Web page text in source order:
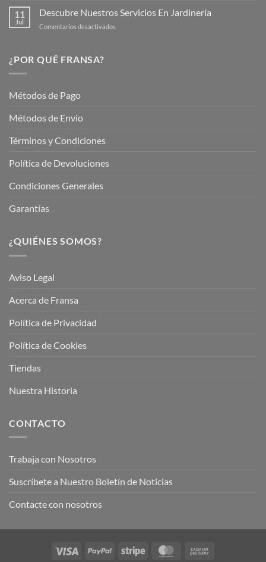
Plantas
tu
Jardín
11
Jul
Descubre Nuestros Servicios En Jardinería
Comentarios desactivados
¿POR QUÉ FRANSA?
Métodos de Pago
Métodos de Envio
Términos y Condiciones
Política de Devoluciones
Condiciones Generales
Garantías
¿QUIÉNES SOMOS?
Aviso Legal
Acerca de Fransa
Política de Privacidad
Política de Cookies
Tiendas
Nuestra Historia
CONTACTO
Trabaja con Nosotros
Suscríbete a Nuestro Boletín de Noticias
Contacte con nosotros
Visa PayPal Stripe MasterCard